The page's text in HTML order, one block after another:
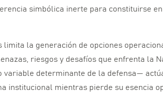
simbólica inerte para constituirse
limita la generación de opciones
riesgos y desafíos que enfrenta la
determinante de la defensa—
institucional mientras pierde su esencia